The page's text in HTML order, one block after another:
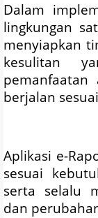
Dalam
lingkungan
menyiapkan
kesulitan
berjalan
Aplikasi e-
sesuai
serta selalu
dan